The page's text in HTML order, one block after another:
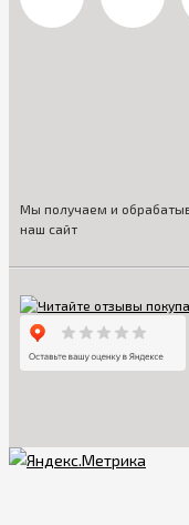
Мы получаем и
наш сайт